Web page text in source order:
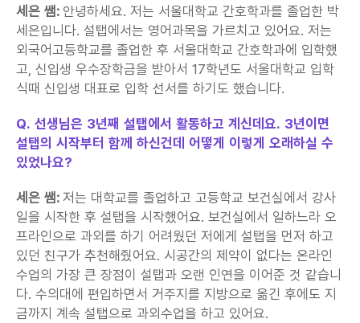
세은 쌤: 안녕하세요. 저는 서울대학교 간호학과를 졸업한 박
세은입니다. 설탭에서는 영어과목을 가르치고 있어요. 저는
외국어고등학교를 졸업한 후 서울대학교 간호학과에 입학했
고, 신입생 우수장학금을 받아서 17학년도 서울대학교 입학
식때 신입생 대표로 입학 선서를 하기도 했습니다.
Q. 선생님은 3년째 설탭에서 활동하고 계신데요. 3년이면
설탭의 시작부터 함께 하신건데 어떻게 이렇게 오래하실 수
있었나요?
세은 쌤: 저는 대학교를 졸업하고 고등학교 보건실에서 강사
일을 시작한 후 설탭을 시작했어요. 보건실에서 일하느라 오
프라인으로 과외를 하기 어려웠던 저에게 설탭을 먼저 하고
있던 친구가 추천해줬어요. 시공간의 제약이 없다는 온라인
수업의 가장 큰 장점이 설탭과 오랜 인연을 이어준 것 같습니
다. 수의대에 편입하면서 거주지를 지방으로 옮긴 후에도 지
금까지 계속 설탭으로 과외수업을 하고 있어요.